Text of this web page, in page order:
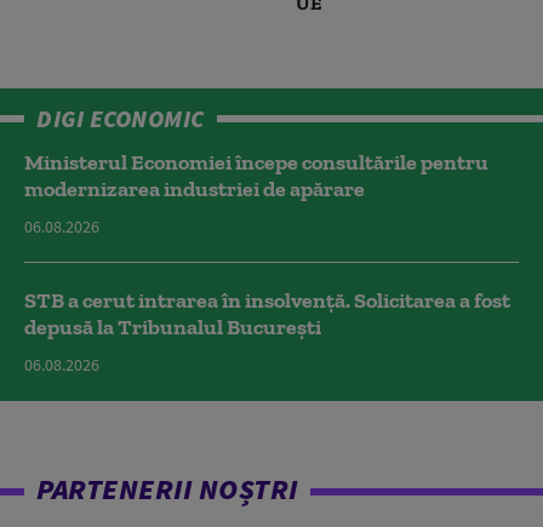
DIGI ECONOMIC
Ministerul Economiei începe consultările pentru
modernizarea industriei de apărare
06.08.2026
STB a cerut intrarea în insolvență. Solicitarea a fost
depusă la Tribunalul București
06.08.2026
PARTENERII NOȘTRI